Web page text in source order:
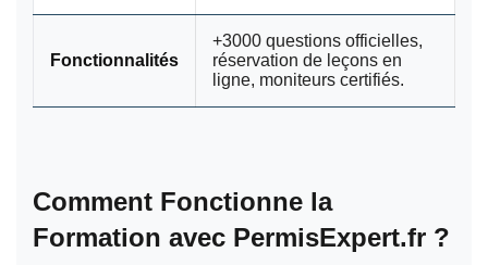
Fonctionnalités
+3000 questions officielles,
réservation de leçons en
ligne, moniteurs certifiés.
Comment Fonctionne la
Formation avec PermisExpert.fr ?